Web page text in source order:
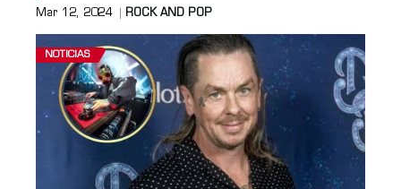
Mar 12, 2024 ROCK AND POP
NOTICIAS